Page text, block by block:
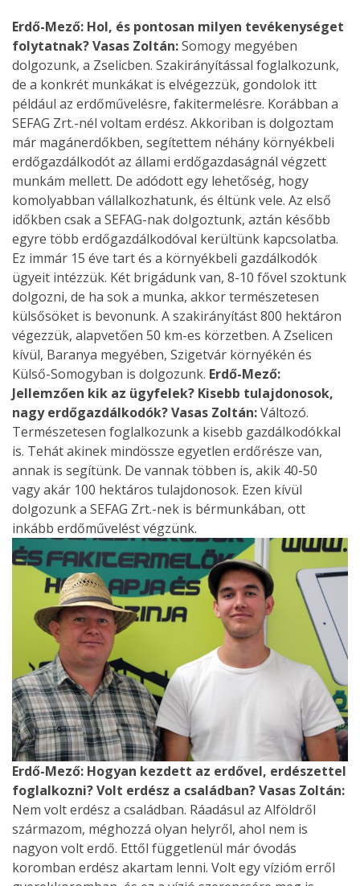
Erdő-Mező: Hol, és pontosan milyen tevékenységet
folytatnak?Vasas Zoltán:Somogy megyében
dolgozunk, a Zselicben. Szakirányítással foglalkozunk,
de a konkrét munkákat is elvégezzük, gondolok itt
például az erdőművelésre, fakitermelésre. Korábban a
SEFAG Zrt.-nél voltam erdész. Akkoriban is dolgoztam
már magánerdőkben, segítettem néhány környékbeli
erdőgazdálkodót az állami erdőgazdaságnál végzett
munkám mellett. De adódott egy lehetőség, hogy
komolyabban vállalkozhatunk, és éltünk vele. Az első
időkben csak a SEFAG-nak dolgoztunk, aztán később
egyre több erdőgazdálkodóval kerültünk kapcsolatba.
Ez immár 15 éve tart és a környékbeli gazdálkodók
ügyeit intézzük. Két brigádunk van, 8-10 fővel szoktunk
dolgozni, de ha sok a munka, akkor természetesen
külsősöket is bevonunk. A szakirányítást 800 hektáron
végezzük, alapvetően 50 km-es körzetben. A Zselicen
kívül, Baranya megyében, Szigetvár környékén és
Külső-Somogyban is dolgozunk. Erdő-Mező:
Jellemzően kik az ügyfelek? Kisebb tulajdonosok,
nagy erdőgazdálkodók?Vasas Zoltán:Változó.
Természetesen foglalkozunk a kisebb gazdálkodókkal
is. Tehát akinek mindössze egyetlen erdőrésze van,
annak is segítünk. De vannak többen is, akik 40-50
vagy akár 100 hektáros tulajdonosok. Ezen kívül
dolgozunk a SEFAG Zrt.-nek is bérmunkában, ott
inkább erdőművelést végzünk.
Erdő-Mező: Hogyan kezdett az erdővel, erdészettel
foglalkozni? Volt erdész a családban?Vasas Zoltán:
Nem volt erdész a családban. Ráadásul az Alföldről
származom, méghozzá olyan helyről, ahol nem is
nagyon volt erdő. Ettől függetlenül már óvodás
koromban erdész akartam lenni. Volt egy vízióm erről